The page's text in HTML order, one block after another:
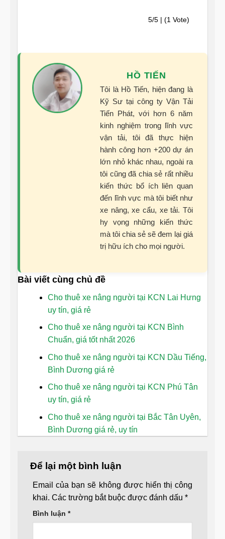
5/5 | (1 Vote)
HỒ TIẾN
Tôi là Hồ Tiến, hiện đang là
Kỹ Sư tại công ty Vận Tải
Tiến Phát, với hơn 6 năm
kinh nghiệm trong lĩnh vực
vận tải, tôi đã thực hiện
hành công hơn +200 dự án
lớn nhỏ khác nhau, ngoài ra
tôi cũng đã chia sẻ rất nhiều
kiến thức bổ ích liên quan
đến lĩnh vực mà tôi biết như
xe nâng, xe cẩu, xe tải. Tôi
hy vọng những kiến thức
mà tôi chia sẻ sẽ đem lại giá
trị hữu ích cho mọi người.
Bài viết cùng chủ đề
Cho thuê xe nâng người tại KCN Lai Hưng
uy tín, giá rẻ
Cho thuê xe nâng người tại KCN Bình
Chuẩn, giá tốt nhất 2026
Cho thuê xe nâng người tại KCN Dầu Tiếng,
Bình Dương giá rẻ
Cho thuê xe nâng người tại KCN Phú Tân
uy tín, giá rẻ
Cho thuê xe nâng người tại Bắc Tân Uyên,
Bình Dương giá rẻ, uy tín
Để lại một bình luận
Email của bạn sẽ không được hiển thị công
khai. Các trường bắt buộc được đánh dấu *
Bình luận *